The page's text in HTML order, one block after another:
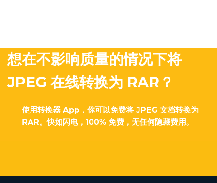
想在不影响质量的情况下将
JPEG 在线转换为 RAR？
使用转换器 App，你可以免费将 JPEG 文档转换为
RAR。快如闪电，100% 免费，无任何隐藏费用。